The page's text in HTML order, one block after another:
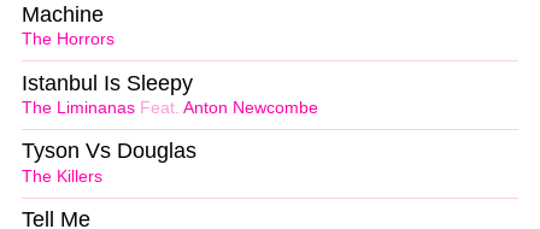
The Horrors
Machine
The Liminanas Feat. Anton Newcombe
Istanbul Is Sleepy
The Killers
Tyson Vs Douglas
Tell Me